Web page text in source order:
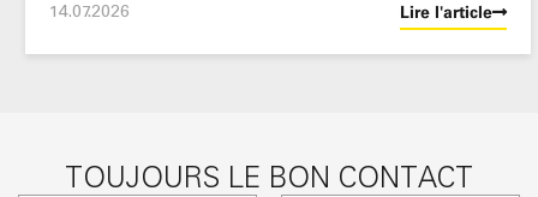
14.07.2026 Lire l'article
TOUJOURS LE BON CONTACT